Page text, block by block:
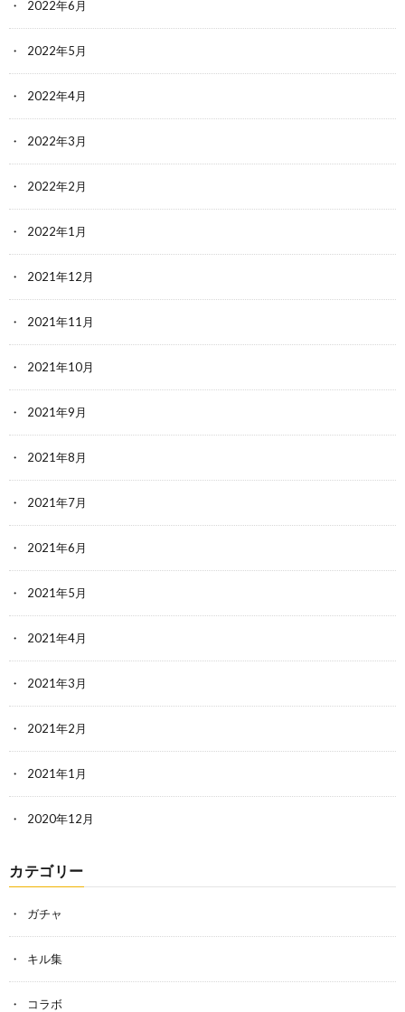
2022年6月
2022年5月
2022年4月
2022年3月
2022年2月
2022年1月
2021年12月
2021年11月
2021年10月
2021年9月
2021年8月
2021年7月
2021年6月
2021年5月
2021年4月
2021年3月
2021年2月
2021年1月
2020年12月
カテゴリー
ガチャ
キル集
コラボ